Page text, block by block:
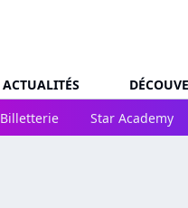
ACTUALITÉS
Billetterie
Star Academy